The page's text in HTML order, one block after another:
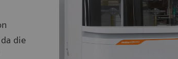
die